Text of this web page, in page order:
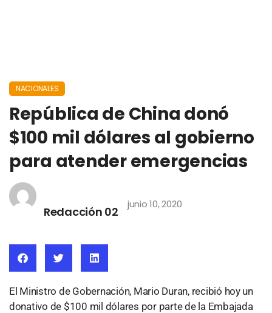
NACIONALES
República de China donó
$100 mil dólares al gobierno
para atender emergencias
Redacción 02
junio 10, 2020
El Ministro de Gobernación, Mario Duran, recibió hoy un
donativo de $100 mil dólares por parte de la Embajada